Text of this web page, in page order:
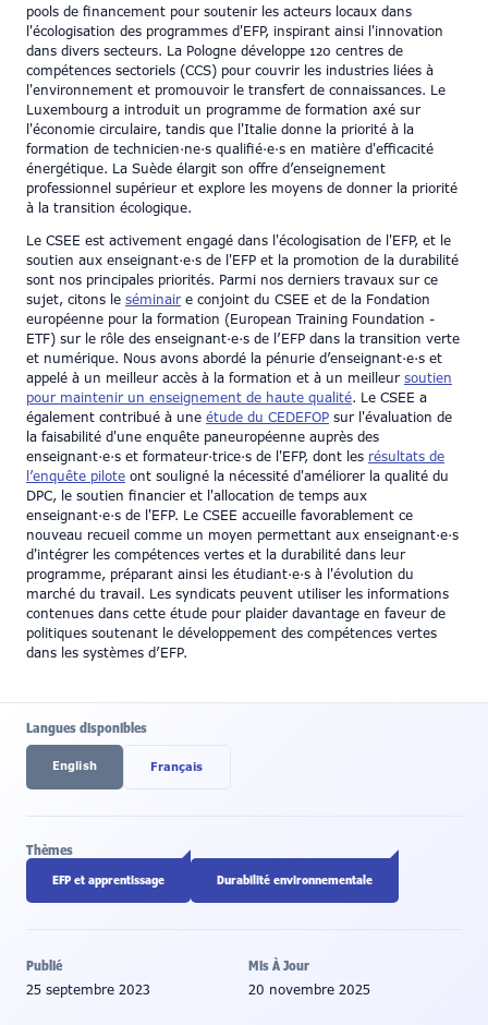
pools de financement pour soutenir les acteurs locaux dans
l'écologisation des programmes d'EFP, inspirant ainsi l'innovation
dans divers secteurs. La Pologne développe 120 centres de
compétences sectoriels (CCS) pour couvrir les industries liées à
l'environnement et promouvoir le transfert de connaissances. Le
Luxembourg a introduit un programme de formation axé sur
l'économie circulaire, tandis que l'Italie donne la priorité à la
formation de technicien·ne·s qualifié·e·s en matière d'efficacité
énergétique. La Suède élargit son offre d’enseignement
professionnel supérieur et explore les moyens de donner la priorité
à la transition écologique.
Le CSEE est activement engagé dans l'écologisation de l'EFP, et le
soutien aux enseignant·e·s de l'EFP et la promotion de la durabilité
sont nos principales priorités. Parmi nos derniers travaux sur ce
sujet, citons le séminaire conjoint du CSEE et de la Fondation
européenne pour la formation (European Training Foundation -
ETF) sur le rôle des enseignant·e·s de l’EFP dans la transition verte
et numérique. Nous avons abordé la pénurie d’enseignant·e·s et
appelé à un meilleur accès à la formation et à un meilleursoutien
pour maintenir un enseignement de haute qualité. Le CSEE a
également contribué à une étude du CEDEFOP sur l'évaluation de
la faisabilité d'une enquête paneuropéenne auprès des
enseignant·e·s et formateur·trice·s de l'EFP, dont les résultats de
l’enquête pilote ont souligné la nécessité d'améliorer la qualité du
DPC, le soutien financier et l'allocation de temps aux
enseignant·e·s de l'EFP. Le CSEE accueille favorablement ce
nouveau recueil comme un moyen permettant aux enseignant·e·s
d'intégrer les compétences vertes et la durabilité dans leur
programme, préparant ainsi les étudiant·e·s à l'évolution du
marché du travail. Les syndicats peuvent utiliser les informations
contenues dans cette étude pour plaider davantage en faveur de
politiques soutenant le développement des compétences vertes
dans les systèmes d’EFP.
Langues disponibles
English Français
Thèmes
EFP et apprentissage Durabilité environnementale
Publié
25 septembre 2023
Mis À Jour
20 novembre 2025